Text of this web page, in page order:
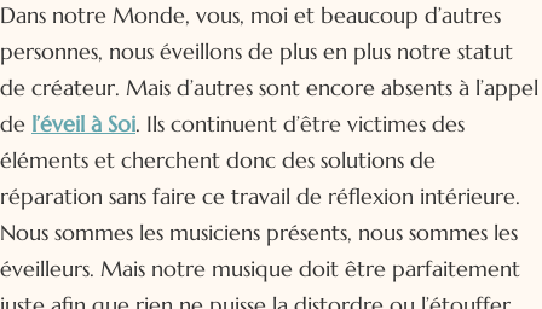
Dans notre Monde, vous, moi et beaucoup d’autres
personnes, nous éveillons de plus en plus notre statut
de créateur. Mais d’autres sont encore absents à l’appel
de l’éveil à Soi. Ils continuent d’être victimes des
éléments et cherchent donc des solutions de
réparation sans faire ce travail de réflexion intérieure.
Nous sommes les musiciens présents, nous sommes les
éveilleurs. Mais notre musique doit être parfaitement